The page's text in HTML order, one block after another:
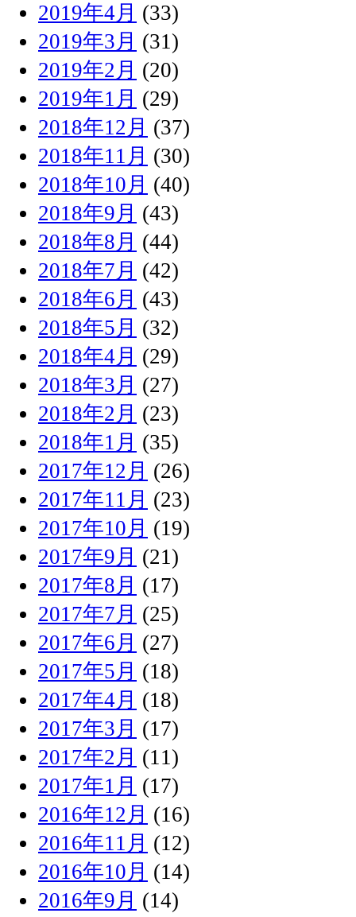
2019年4月 (33)
2019年3月 (31)
2019年2月 (20)
2019年1月 (29)
2018年12月 (37)
2018年11月 (30)
2018年10月 (40)
2018年9月 (43)
2018年8月 (44)
2018年7月 (42)
2018年6月 (43)
2018年5月 (32)
2018年4月 (29)
2018年3月 (27)
2018年2月 (23)
2018年1月 (35)
2017年12月 (26)
2017年11月 (23)
2017年10月 (19)
2017年9月 (21)
2017年8月 (17)
2017年7月 (25)
2017年6月 (27)
2017年5月 (18)
2017年4月 (18)
2017年3月 (17)
2017年2月 (11)
2017年1月 (17)
2016年12月 (16)
2016年11月 (12)
2016年10月 (14)
2016年9月 (14)